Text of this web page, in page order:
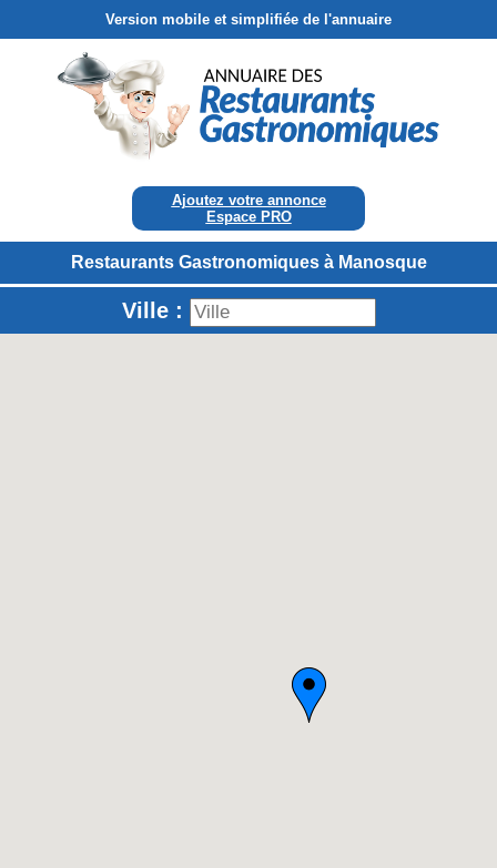
Version mobile et simplifiée de l'annuaire
Ajoutez votre annonce
Espace PRO
Restaurants Gastronomiques à Manosque
Ville :